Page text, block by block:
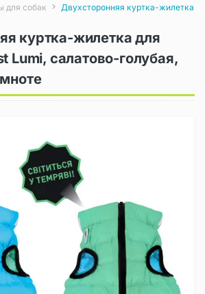
для собак Двухсторонняя куртка-жилетка
куртка-жилетка для
Lumi, салатово-голубая,